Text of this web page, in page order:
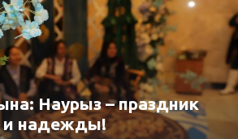
Наурыз – праздник
и надежды!